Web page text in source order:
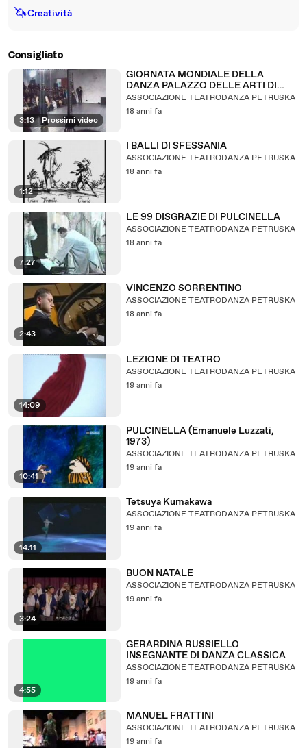
🦄Creatività
Consigliato
3:13 | Prossimi video
GIORNATA MONDIALE DELLA
DANZA PALAZZO DELLE ARTI DI
NAPOLI
ASSOCIAZIONE TEATRODANZA PETRUSKA
18 anni fa
1:12
I BALLI DI SFESSANIA
ASSOCIAZIONE TEATRODANZA PETRUSKA
18 anni fa
7:27
LE 99 DISGRAZIE DI PULCINELLA
ASSOCIAZIONE TEATRODANZA PETRUSKA
18 anni fa
2:43
VINCENZO SORRENTINO
ASSOCIAZIONE TEATRODANZA PETRUSKA
18 anni fa
14:09
LEZIONE DI TEATRO
ASSOCIAZIONE TEATRODANZA PETRUSKA
19 anni fa
10:41
PULCINELLA (Emanuele Luzzati,
1973)
ASSOCIAZIONE TEATRODANZA PETRUSKA
19 anni fa
14:11
Tetsuya Kumakawa
ASSOCIAZIONE TEATRODANZA PETRUSKA
19 anni fa
3:24
BUON NATALE
ASSOCIAZIONE TEATRODANZA PETRUSKA
19 anni fa
4:55
GERARDINA RUSSIELLO
INSEGNANTE DI DANZA CLASSICA
ASSOCIAZIONE TEATRODANZA PETRUSKA
19 anni fa
MANUEL FRATTINI
ASSOCIAZIONE TEATRODANZA PETRUSKA
19 anni fa